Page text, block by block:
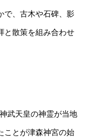
で、古木や石碑、影
と散策を組み合わせ
武天皇の神霊が当地
ことが津森神宮の始